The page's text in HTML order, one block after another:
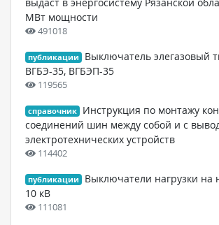
МВт мощности
491018
публикации
Выключатель элегазовый
ВГБЭ-35, ВГБЭП-35
119565
справочник
Инструкция по монтажу
соединений шин между собой и с
электротехнических устройств
114402
публикации
Выключатели нагрузки на
10 кВ
111081